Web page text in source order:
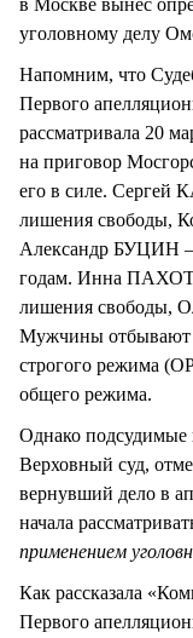
уголовному делу
Напомним, что
Первого
рассматривала 20
на приговор
его в силе. Сергей
лишения свободы,
Александр БУЦИН
годам. Инна
лишения свободы,
Мужчины отбывают
строгого режима
общего режима.
Однако подсудимые
Верховный суд,
вернувший дело в
начала
применением
Как рассказала
Первого